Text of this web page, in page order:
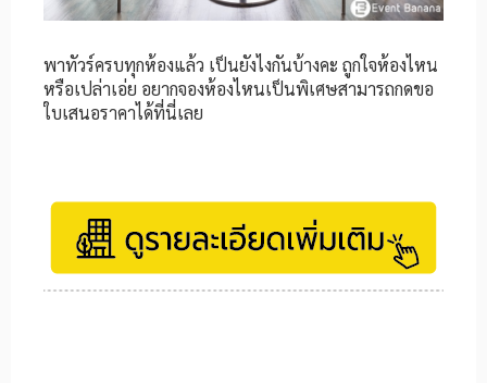
พาทัวร์ครบทุกห้องแล้ว เป็นยังไงกันบ้างคะ ถูกใจห้องไหน
หรือเปล่าเอ่ย อยากจองห้องไหนเป็นพิเศษสามารถกดขอ
ใบเสนอราคาได้ที่นี่เลย